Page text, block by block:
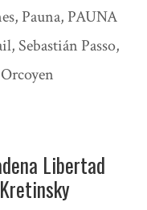
, Pauna, PAUNA
, Sebastián Passo,
Libertad